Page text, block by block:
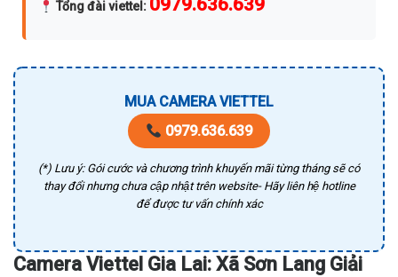
Tổng đài viettel : 0979.636.639
MUA CAMERA VIETTEL
0979.636.639
(*) Lưu ý: Gói cước và chương trình khuyến mãi từng tháng sẽ có
thay đổi nhưng chưa cập nhật trên website- Hãy liên hệ hotline
để được tư vấn chính xác
Camera Viettel Gia Lai: Xã Sơn Lang Giải